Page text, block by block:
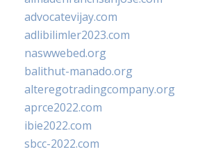
advocatevijay.com
adlibilimler2023.com
naswwebed.org
balithut-manado.org
alteregotradingcompany.org
aprce2022.com
ibie2022.com
sbcc-2022.com